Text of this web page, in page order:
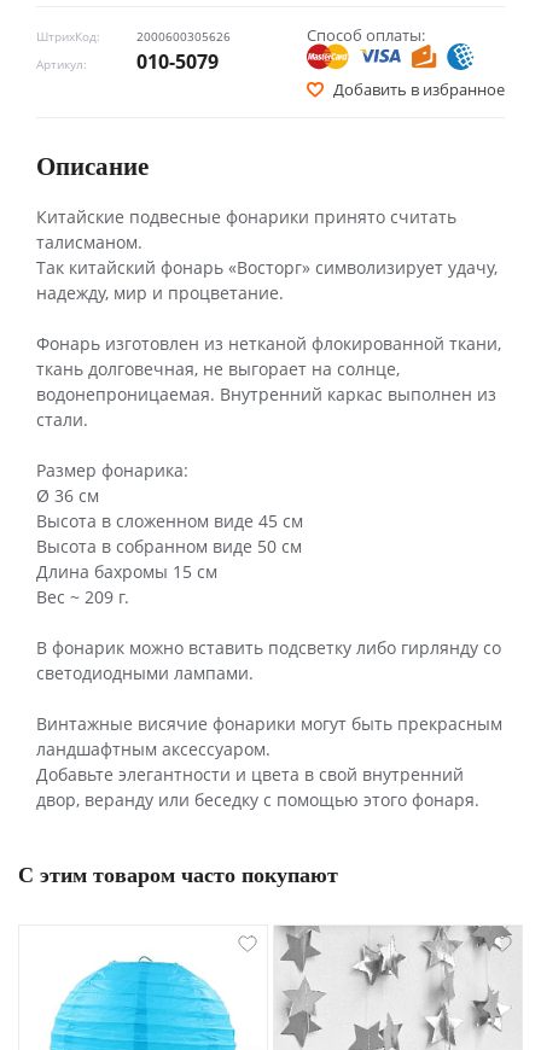
ШтрихКод:
2000600305626
Артикул:
010-5079
Способ оплаты:
Добавить в избранное
Описание
Китайские подвесные фонарики принято считать
талисманом.
Так китайский фонарь «Восторг» символизирует удачу,
надежду, мир и процветание.
Фонарь изготовлен из нетканой флокированной ткани,
ткань долговечная, не выгорает на солнце,
водонепроницаемая. Внутренний каркас выполнен из
стали.
Размер фонарика:
Ø 36 см
Высота в сложенном виде 45 см
Высота в собранном виде 50 см
Длина бахромы 15 см
Вес ~ 209 г.
В фонарик можно вставить подсветку либо гирлянду со
светодиодными лампами.
Винтажные висячие фонарики могут быть прекрасным
ландшафтным аксессуаром.
Добавьте элегантности и цвета в свой внутренний
двор, веранду или беседку с помощью этого фонаря.
С этим товаром часто покупают